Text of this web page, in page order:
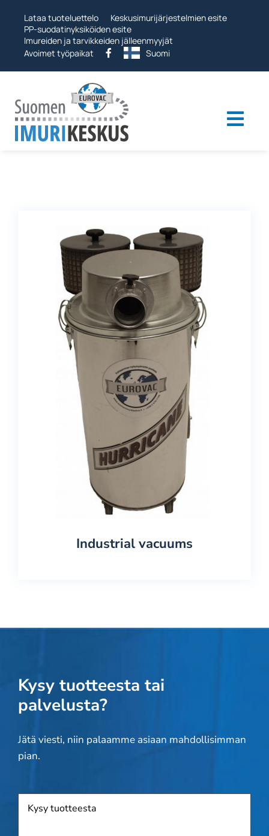
Lataa tuoteluettelo
Keskusimurijärjestelmien esite
PP-suodatinyksiköiden esite
Imureiden ja tarvikkeiden jälleenmyyjät
Avoimet työpaikat
Suomi
Yhteystiedot
Industrial vacuums
Kysy tuotteesta tai
palvelusta?
Jätä viesti, niin palaamme asiaan mahdollisimman
pian.